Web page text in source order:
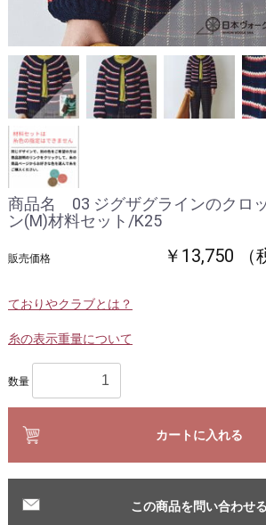
商品名 03 ジグザグラインのクロ
ン(M)材料セット/K25
販売価格 ￥13,750 （
ておりやクラブとは？
糸の表示重量について
数量
カートに入れる
この商品を問い合わせる